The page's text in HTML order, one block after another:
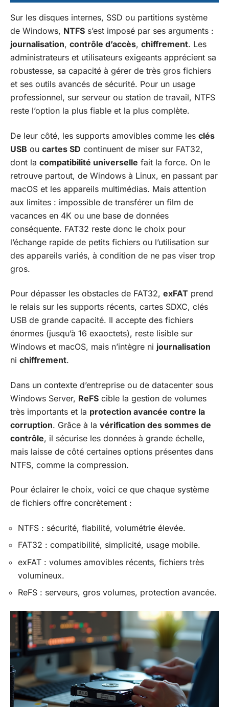
Sur les disques internes, SSD ou partitions système
de Windows, NTFS s’est imposé par ses arguments :
journalisation, contrôle d’accès, chiffrement. Les
administrateurs et utilisateurs exigeants apprécient sa
robustesse, sa capacité à gérer de très gros fichiers
et ses outils avancés de sécurité. Pour un usage
professionnel, sur serveur ou station de travail, NTFS
reste l’option la plus fiable et la plus complète.
De leur côté, les supports amovibles comme les clés
USB ou cartes SD continuent de miser sur FAT32,
dont la compatibilité universelle fait la force. On le
retrouve partout, de Windows à Linux, en passant par
macOS et les appareils multimédias. Mais attention
aux limites : impossible de transférer un film de
vacances en 4K ou une base de données
conséquente. FAT32 reste donc le choix pour
l’échange rapide de petits fichiers ou l’utilisation sur
des appareils variés, à condition de ne pas viser trop
gros.
Pour dépasser les obstacles de FAT32, exFAT prend
le relais sur les supports récents, cartes SDXC, clés
USB de grande capacité. Il accepte des fichiers
énormes (jusqu’à 16 exaoctets), reste lisible sur
Windows et macOS, mais n’intègre ni journalisation
ni chiffrement.
Dans un contexte d’entreprise ou de datacenter sous
Windows Server, ReFS cible la gestion de volumes
très importants et la protection avancée contre la
corruption. Grâce à la vérification des sommes de
contrôle, il sécurise les données à grande échelle,
mais laisse de côté certaines options présentes dans
NTFS, comme la compression.
Pour éclairer le choix, voici ce que chaque système
de fichiers offre concrètement :
NTFS : sécurité, fiabilité, volumétrie élevée.
FAT32 : compatibilité, simplicité, usage mobile.
exFAT : volumes amovibles récents, fichiers très
volumineux.
ReFS : serveurs, gros volumes, protection avancée.